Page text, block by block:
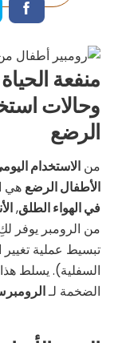
منفعة
وحالات
الرضع
منالاستخدام
الأطفال الرضع هي
في الهواء الطلق,
من الرومبر يوفر
تبسيط عملية
السفلية). يسلط
الضخمة لـ